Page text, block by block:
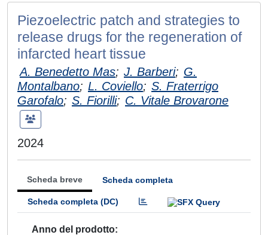
Piezoelectric patch and strategies to
release drugs for the regeneration of
infarcted heart tissue
A. Benedetto Mas; J. Barberi; G.
Montalbano; L. Coviello; S. Fraterrigo
Garofalo; S. Fiorilli; C. Vitale Brovarone
2024
Scheda breve Scheda completa
Scheda completa (DC)
Anno del prodotto